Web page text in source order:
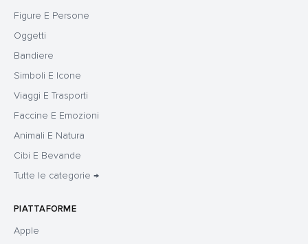
Figure E Persone
Oggetti
Bandiere
Simboli E Icone
Viaggi E Trasporti
Faccine E Emozioni
Animali E Natura
Cibi E Bevande
Tutte le categorie →
PIATTAFORME
Apple